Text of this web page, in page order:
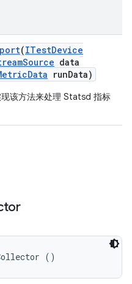
(ITestDevice
Source data
Data runData)
该方法来处理 Statsd 指标
()